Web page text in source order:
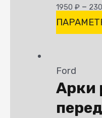
1950₽ –
Ford
Арки